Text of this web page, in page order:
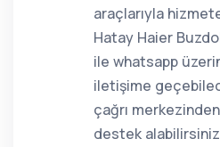
araçlarıyla
Hatay Haier
ile whatsapp
iletişime
çağrı
destek